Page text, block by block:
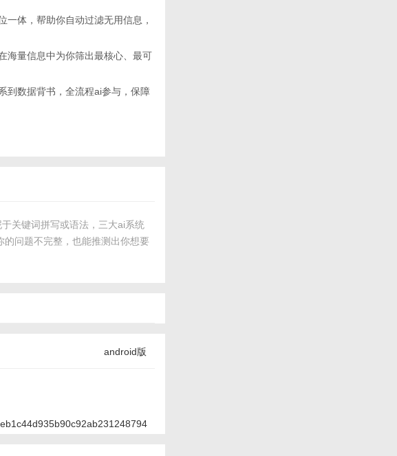
体，帮助你自动过滤无用信息，
海量信息中为你筛出最核心、最可
到数据背书，全流程ai参与，保障
关键词拼写或语法，三大ai系统
问题不完整，也能推测出你想要
android版